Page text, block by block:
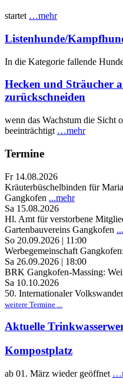
startet …mehr
Listenhunde/
In die Kategorie fallende
Hecken und Sträucher
zurückschneiden
wenn das Wachstum die Sicht
beeinträchtigt …mehr
Termine
Fr 14.08.2026
Kräuterbüschelbinden für
Gangkofen ...mehr
Sa 15.08.2026
Hl. Amt für verstorbene
Gartenbauvereins Gangkofen
So 20.09.2026 | 11:00
Werbegemeinschaft
Sa 26.09.2026 | 18:00
BRK Gangkofen-Massing:
Sa 10.10.2026
50. Internationaler
weitere Termine ...
Aktuelle
Kompostplatz
ab 01. März wieder geöffnet